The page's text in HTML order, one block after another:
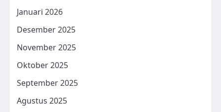
Januari 2026
Desember 2025
November 2025
Oktober 2025
September 2025
Agustus 2025